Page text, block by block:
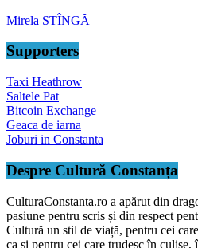
Mirela STÎNGĂ
Supporters
Taxi Heathrow
Saltele Pat
Bitcoin Exchange
Geaca de iarna
Joburi in Constanta
Despre Cultură Constanța
CulturaConstanta.ro a apărut din
pasiune pentru scris și din respect
Cultură un stil de viață, pentru cei
ca și pentru cei care trudesc în